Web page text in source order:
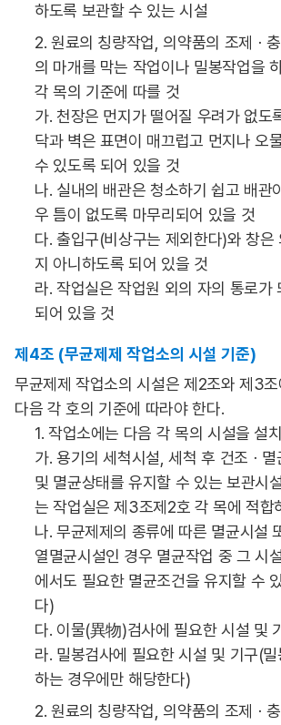
하도록 보관할 수 있는 시설
2. 원료의 칭량작업, 의약품의 조제ㆍ
의 마개를 막는 작업이나 밀봉작업을
각 목의 기준에 따를 것
가. 천장은 먼지가 떨어질 우려가 없도
닥과 벽은 표면이 매끄럽고 먼지나 오
수 있도록 되어 있을 것
나. 실내의 배관은 청소하기 쉽고 배관
우 틈이 없도록 마무리되어 있을 것
다. 출입구(비상구는 제외한다)와 창은
지 아니하도록 되어 있을 것
라. 작업실은 작업원 외의 자의 통로가
되어 있을 것
제4조 (무균제제 작업소의 시설 기준)
무균제제 작업소의 시설은 제2조와 제3조
다음 각 호의 기준에 따라야 한다.
1. 작업소에는 다음 각 목의 시설을 설
가. 용기의 세척시설, 세척 후 건조ㆍ
및 멸균상태를 유지할 수 있는 보관시
는 작업실은 제3조제2호 각 목에 적합
나. 무균제제의 종류에 따른 멸균시설
열멸균시설인 경우 멸균작업 중 그 시
에서도 필요한 멸균조건을 유지할 수
다)
다. 이물(異物)검사에 필요한 시설 및
라. 밀봉검사에 필요한 시설 및 기구(
하는 경우에만 해당한다)
2. 원료의 칭량작업, 의약품의 조제ㆍ